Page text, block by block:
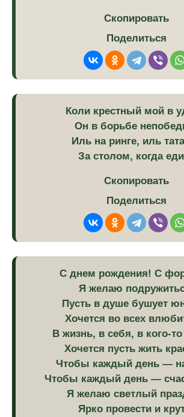
Скопировать
Поделиться
Коли крестный мой в
Он в борьбе
Иль на ринге, иль
За столом, когда
Скопировать
Поделиться
С днем рождения! С
Я желаю
Пусть в душе бушует
Хочется во всех
В жизнь, в себя, в кого-
Хочется пусть жить
Чтобы каждый день —
Чтобы каждый день —
Я желаю светлый
Ярко провести и